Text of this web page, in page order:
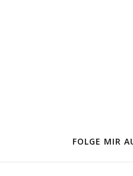
FOLGE MIR